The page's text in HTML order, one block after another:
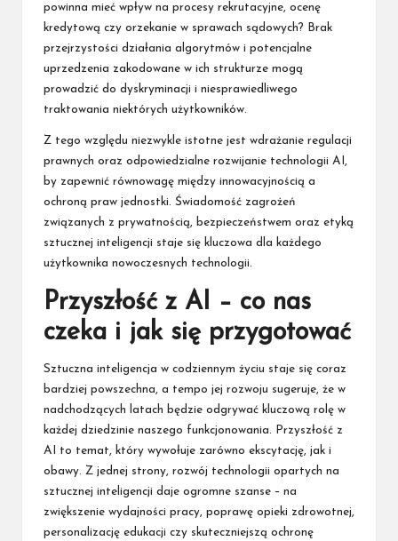
powinna mieć wpływ na procesy rekrutacyjne, ocenę
kredytową czy orzekanie w sprawach sądowych? Brak
przejrzystości działania algorytmów i potencjalne
uprzedzenia zakodowane w ich strukturze mogą
prowadzić do dyskryminacji i niesprawiedliwego
traktowania niektórych użytkowników.
Z tego względu niezwykle istotne jest wdrażanie regulacji
prawnych oraz odpowiedzialne rozwijanie technologii AI,
by zapewnić równowagę między innowacyjnością a
ochroną praw jednostki. Świadomość zagrożeń
związanych z prywatnością, bezpieczeństwem oraz etyką
sztucznej inteligencji staje się kluczowa dla każdego
użytkownika nowoczesnych technologii.
Przyszłość z AI – co nas
czeka i jak się przygotować
Sztuczna inteligencja w codziennym życiu staje się coraz
bardziej powszechna, a tempo jej rozwoju sugeruje, że w
nadchodzących latach będzie odgrywać kluczową rolę w
każdej dziedzinie naszego funkcjonowania. Przyszłość z
AI to temat, który wywołuje zarówno ekscytację, jak i
obawy. Z jednej strony, rozwój technologii opartych na
sztucznej inteligencji daje ogromne szanse – na
zwiększenie wydajności pracy, poprawę opieki zdrowotnej,
personalizację edukacji czy skuteczniejszą ochronę